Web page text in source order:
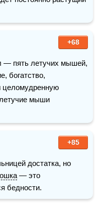
+68
— пять летучих мышей,
богатство,
мыши
+85
достатка, но
— это
бедности.